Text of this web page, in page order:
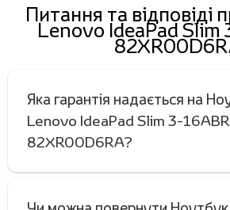
Питання та відповіді
Lenovo IdeaPad Slim
Яка гарантія надається на
Lenovo IdeaPad Slim 3-
82XR00D6RA?